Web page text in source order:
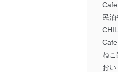
民泊
Cafe
ね
お